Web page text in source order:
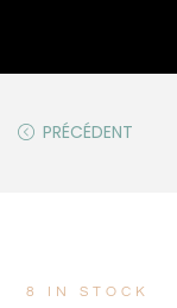
PRÉCÉDENT
8 IN STOCK